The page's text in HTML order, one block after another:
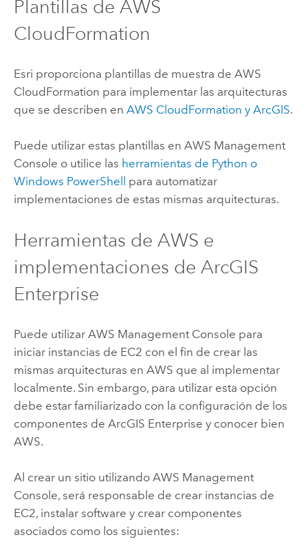
Plantillas de AWS
CloudFormation
Esri proporciona plantillas de muestra de AWS
CloudFormation para implementar las arquitecturas
que se describen en AWS CloudFormation y ArcGIS.
Puede utilizar estas plantillas en AWS Management
Console o utilice las herramientas de Python o
Windows PowerShell
para automatizar
implementaciones de estas mismas arquitecturas.
Herramientas de AWS e
implementaciones de ArcGIS
Enterprise
Puede utilizar AWS Management Console para
iniciar instancias de EC2 con el fin de crear las
mismas arquitecturas en AWS que al implementar
localmente. Sin embargo, para utilizar esta opción
debe estar familiarizado con la configuración de los
componentes de ArcGIS Enterprise y conocer bien
AWS.
Al crear un sitio utilizando AWS Management
Console, será responsable de crear instancias de
EC2, instalar software y crear componentes
asociados como los siguientes: